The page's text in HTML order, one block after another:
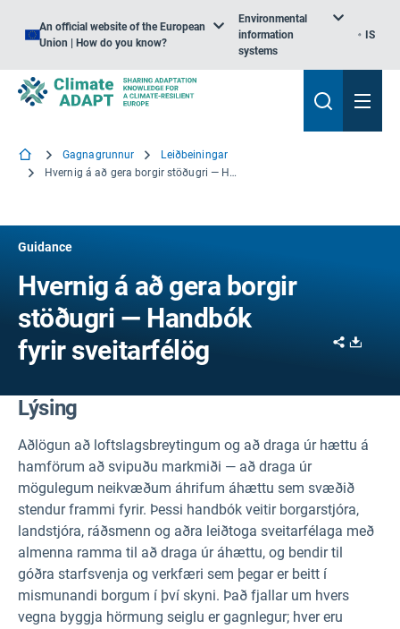
An official website of the European
Union | How do you know?
Environmental
information
systems
IS
Gagnagrunnur
Leiðbeiningar
Hvernig á að gera borgir stöðugri — Handbók fyrir sveitarfélög
Guidance
Hvernig á að gera borgir
stöðugri — Handbók
fyrir sveitarfélög
Share
Lýsing
Aðlögun að loftslagsbreytingum og að draga úr hættu á
hamförum að svipuðu markmiði — að draga úr
mögulegum neikvæðum áhrifum áhættu sem svæðið
stendur frammi fyrir. Þessi handbók veitir borgarstjóra,
landstjóra, ráðsmenn og aðra leiðtoga sveitarfélaga með
almenna ramma til að draga úr áhættu, og bendir til
góðra starfsvenja og verkfæri sem þegar er beitt í
mismunandi borgum í því skyni. Það fjallar um hvers
vegna byggja hörmung seiglu er gagnlegur; hver eru